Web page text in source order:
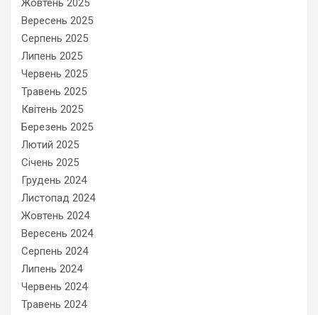
Жовтень 2025
Вересень 2025
Серпень 2025
Липень 2025
Червень 2025
Травень 2025
Квітень 2025
Березень 2025
Лютий 2025
Січень 2025
Грудень 2024
Листопад 2024
Жовтень 2024
Вересень 2024
Серпень 2024
Липень 2024
Червень 2024
Травень 2024